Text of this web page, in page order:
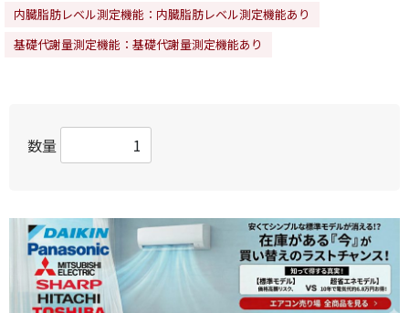
内臓脂肪レベル測定機能：内臓脂肪レベル測定機能あり
基礎代謝量測定機能：基礎代謝量測定機能あり
数量